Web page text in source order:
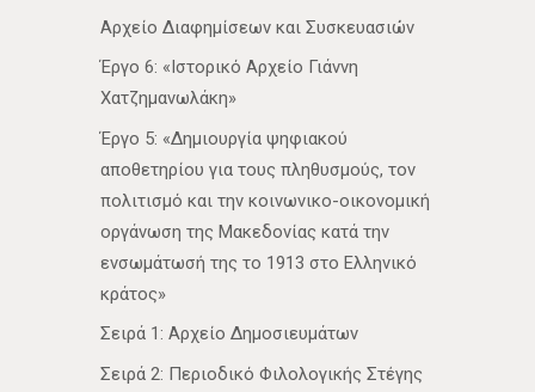
Αρχείο Διαφημίσεων και Συσκευασιών
Έργο 6: «Ιστορικό Αρχείο Γιάννη
Χατζημανωλάκη»
Έργο 5: «Δημιουργία ψηφιακού
αποθετηρίου για τους πληθυσμούς, τον
πολιτισμό και την κοινωνικο-οικονομική
οργάνωση της Μακεδονίας κατά την
ενσωμάτωσή της το 1913 στο Ελληνικό
κράτος»
Σειρά 1: Αρχείο Δημοσιευμάτων
Σειρά 2: Περιοδικό Φιλολογικής Στέγης